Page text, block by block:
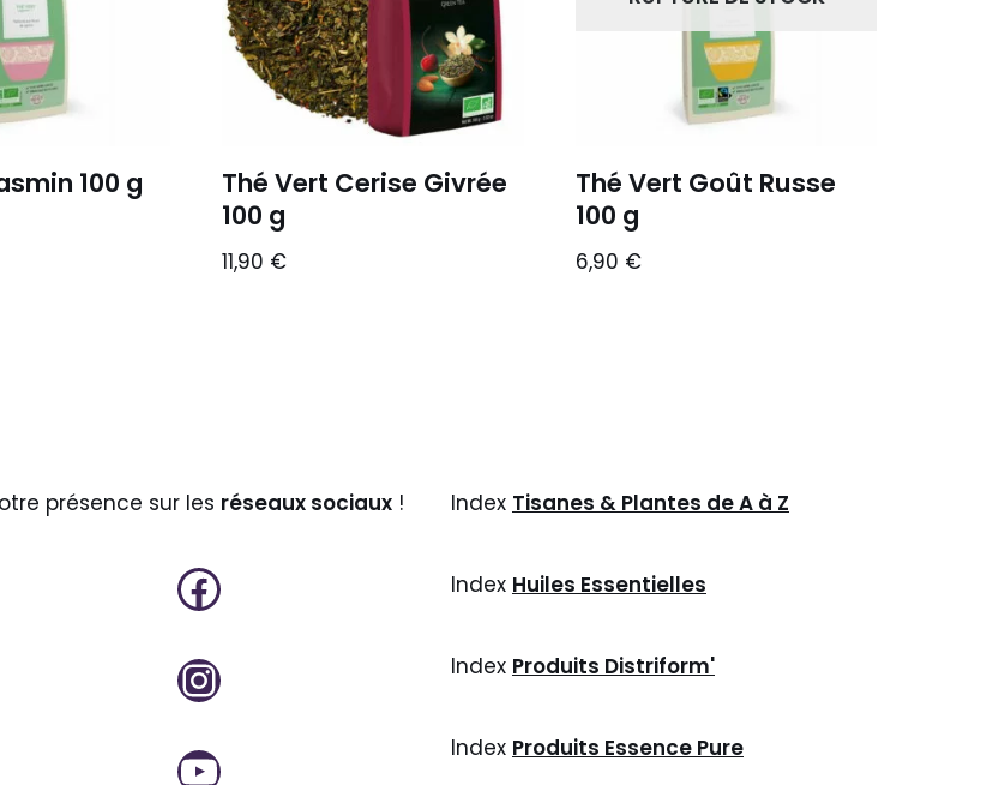
100 g
Thé Vert Cerise Givrée
100 g
11,90 €
Thé Vert Goût Russe
100 g
6,90 €
présence sur les réseaux sociaux ! Index Tisanes & Plantes de A à Z
Index Huiles Essentielles
Index Produits Distriform'
Index Produits Essence Pure